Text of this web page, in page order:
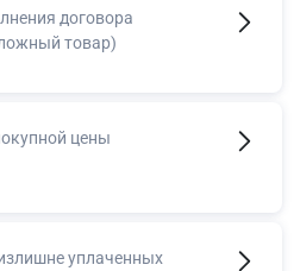
договора
товар)
цены
уплаченных